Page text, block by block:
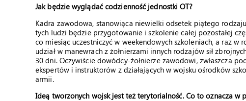
Jak będzie wyglądać codzienność jednostki OT?
Kadra zawodowa, stanowiąca niewielki odsetek piątego
tych ludzi będzie przygotowanie i szkolenie całej pozostałej
co miesiąc uczestniczyć w weekendowych szkoleniach, a raz
udział w manewrach z żołnierzami innych rodzajów sił
30 dni. Oczywiście dowódcy-żołnierze zawodowi, zwłaszcza
ekspertów i instruktorów z działających w wojsku ośrodków
armii.
Ideą tworzonych wojsk jest też terytorialność. Co to oznacza w